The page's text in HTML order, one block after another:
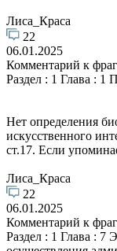
Лиса_Краса
22
06.01.2025
Комментарий к
Раздел : 1 Глава : 1
Нет определения
искусственного
ст.17. Если
Лиса_Краса
22
06.01.2025
Комментарий к
Раздел : 1 Глава : 7